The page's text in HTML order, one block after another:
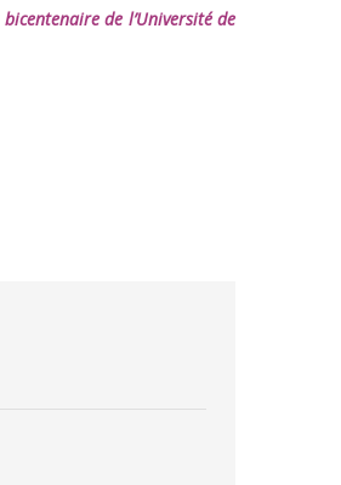
bicentenaire de l’Université de